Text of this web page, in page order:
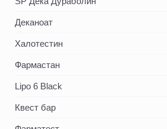
Деканоат
Халотестин
Фармастан
Lipo 6 Black
Квест бар